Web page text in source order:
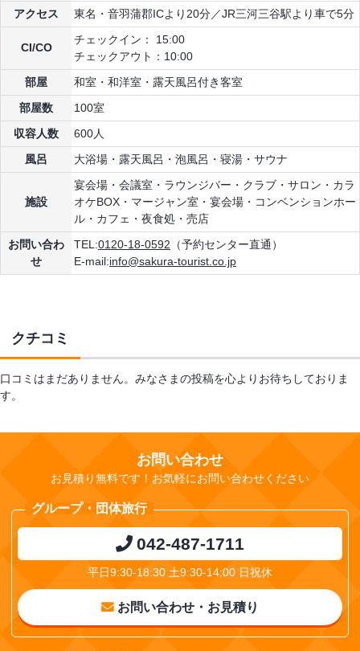
アクセス
東名・音羽蒲郡ICより20分／JR三河三谷駅より車で5分
CI/CO
チェックイン： 15:00
チェックアウト：10:00
部屋
和室・和洋室・露天風呂付き客室
部屋数
100室
収容人数
600人
風呂
大浴場・露天風呂・泡風呂・寝湯・サウナ
施設
宴会場・会議室・ラウンジバー・クラブ・サロン・カラ
オケBOX・マージャン室・宴会場・コンベンションホー
ル・カフェ・夜食処・売店
お問い合わ
せ
TEL:0120-18-0592 （予約センター直通）
E-mail:info@sakura-tourist.co.jp
クチコミ
口コミはまだありません。みなさまの投稿を心よりお待ちしておりま
す。
お問い合わせ
お見積り無料です！お気軽にお問い合わせください
グループ・団体旅行
042-487-1711
平日9:30-18:30 土9:30-14:00 日祝休
お問い合わせ・お見積り